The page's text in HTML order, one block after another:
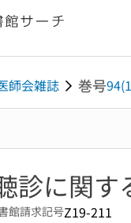
師会雑誌 巻号
診に関す
館請求記号Z19-211